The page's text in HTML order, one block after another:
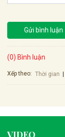
Gửi bình luận
(0) Bình luận
Xếp theo: Thời gian